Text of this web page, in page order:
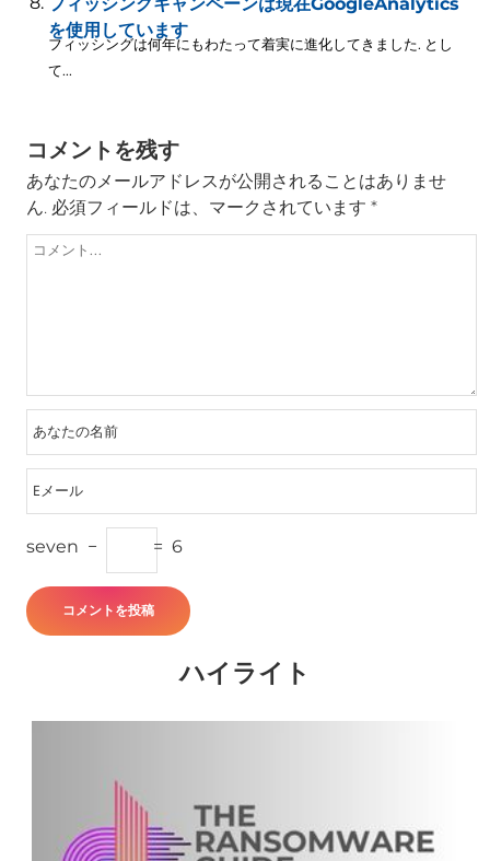
を使用しています
フィッシングは何年にもわたって着実に進化してきました. とし
て...
コメントを残す
あなたのメールアドレスが公開されることはありませ
ん. 必須フィールドは、マークされています *
seven − = 6
ハイライト